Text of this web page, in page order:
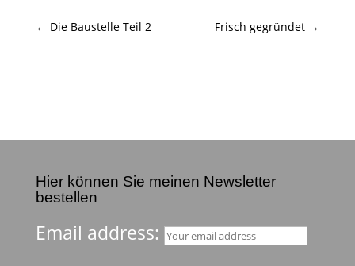
← Die Baustelle Teil 2 Frisch gegründet →
Hier können Sie meinen Newsletter
bestellen
Email address: